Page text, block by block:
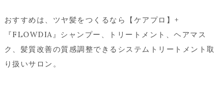
おすすめは、ツヤ髪をつくるなら【ケアプロ】+
『FLOWDIA』シャンプー、トリートメント、ヘアマス
ク、髪質改善の質感調整できるシステムトリートメント取
り扱いサロン。